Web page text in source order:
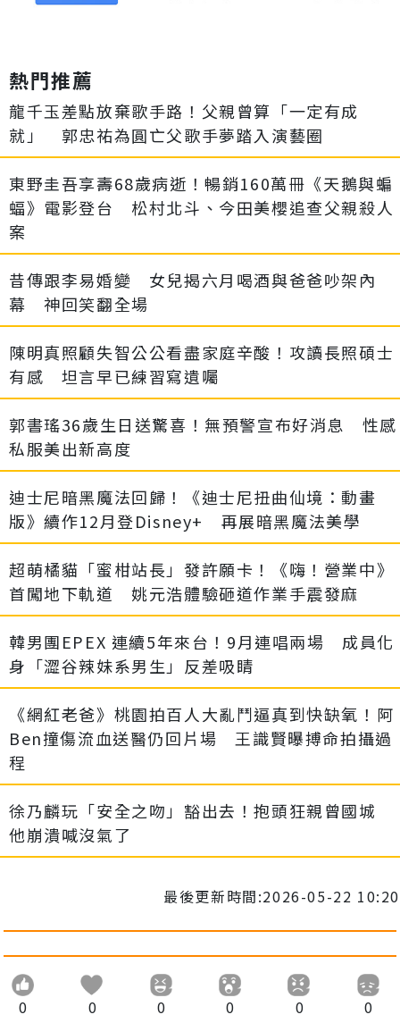
熱門推薦
龍千玉差點放棄歌手路！父親曾算「一定有成
就」 郭忠祐為圓亡父歌手夢踏入演藝圈
東野圭吾享壽68歲病逝！暢銷160萬冊《天鵝與蝙
蝠》電影登台 松村北斗、今田美櫻追查父親殺人
案
昔傳跟李易婚變 女兒揭六月喝酒與爸爸吵架內
幕 神回笑翻全場
陳明真照顧失智公公看盡家庭辛酸！攻讀長照碩士
有感 坦言早已練習寫遺囑
郭書瑤36歲生日送驚喜！無預警宣布好消息 性感
私服美出新高度
迪士尼暗黑魔法回歸！《迪士尼扭曲仙境：動畫
版》續作12月登Disney+ 再展暗黑魔法美學
超萌橘貓「蜜柑站長」發許願卡！《嗨！營業中》
首闖地下軌道 姚元浩體驗砸道作業手震發麻
韓男團EPEX 連續5年來台！9月連唱兩場 成員化
身「澀谷辣妹系男生」反差吸睛
《網紅老爸》桃園拍百人大亂鬥逼真到快缺氧！阿
Ben撞傷流血送醫仍回片場 王識賢曝搏命拍攝過
程
徐乃麟玩「安全之吻」豁出去！抱頭狂親曾國城
他崩潰喊沒氣了
最後更新時間:2026-05-22 10:20
0 0 0 0 0 0